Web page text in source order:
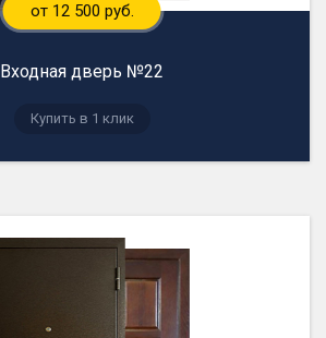
от 12 500 руб.
Входная дверь №22